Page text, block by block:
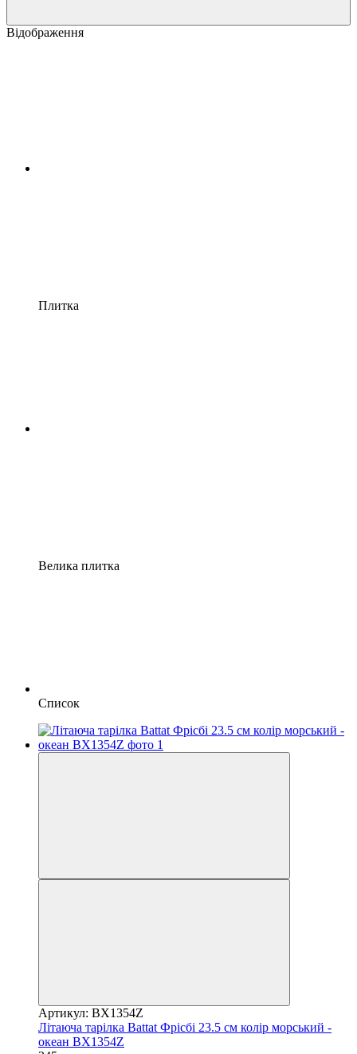
Відображення
Плитка
Велика плитка
Список
Артикул: BX1354Z
Літаюча тарілка Battat Фрісбі 23.5 см колір морський -
океан BX1354Z